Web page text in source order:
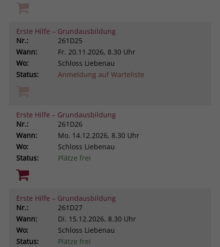
Erste Hilfe – Grundausbildung
Nr.:
261D25
Wann:
Fr. 20.11.2026, 8.30 Uhr
Wo:
Schloss Liebenau
Status:
Anmeldung auf Warteliste
Erste Hilfe – Grundausbildung
Nr.:
261D26
Wann:
Mo. 14.12.2026, 8.30 Uhr
Wo:
Schloss Liebenau
Status:
Plätze frei
Erste Hilfe – Grundausbildung
Nr.:
261D27
Wann:
Di. 15.12.2026, 8.30 Uhr
Wo:
Schloss Liebenau
Status:
Plätze frei